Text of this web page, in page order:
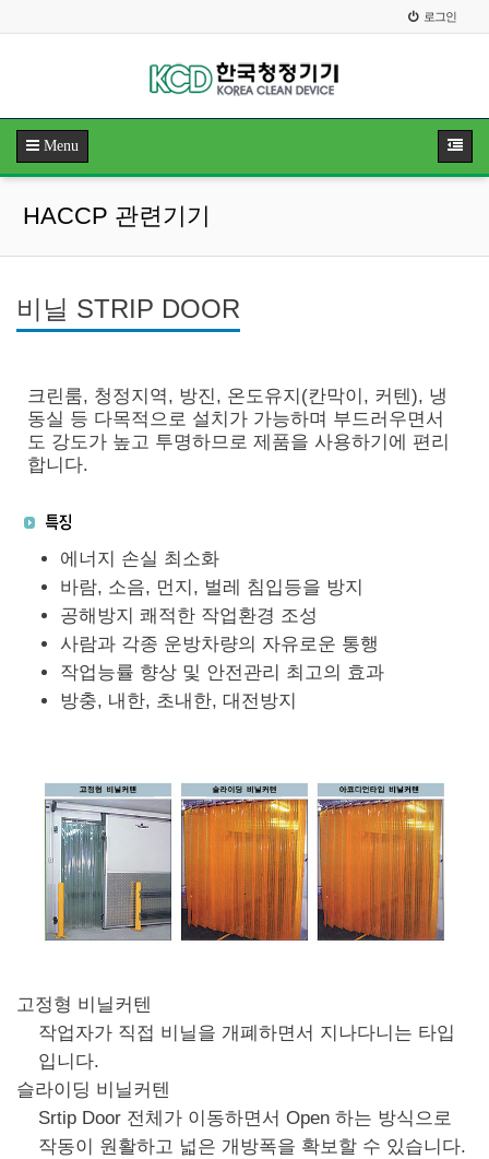
로그인
Menu
HACCP 관련기기
비닐 STRIP DOOR
크린룸, 청정지역, 방진, 온도유지(칸막이, 커텐), 냉
동실 등 다목적으로 설치가 가능하며 부드러우면서
도 강도가 높고 투명하므로 제품을 사용하기에 편리
합니다.
에너지 손실 최소화
바람, 소음, 먼지, 벌레 침입등을 방지
공해방지 쾌적한 작업환경 조성
사람과 각종 운방차량의 자유로운 통행
작업능률 향상 및 안전관리 최고의 효과
방충, 내한, 초내한, 대전방지
고정형 비닐커텐
작업자가 직접 비닐을 개폐하면서 지나다니는 타입
입니다.
슬라이딩 비닐커텐
Srtip Door 전체가 이동하면서 Open 하는 방식으로
작동이 원활하고 넓은 개방폭을 확보할 수 있습니다.